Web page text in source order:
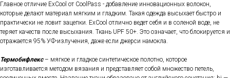
Главное отличие ExCool от CoolPass - добавление инновационных волокон,
которые делают материал мягким и гладким. Такая одежда высыхает быстро и
практически не ловит зацепки. ExCool отлично ведет себя и в соленой воде, не
теряет качеств после высыхания. Ткань UPF 50+. Это означает, что блокируется и
отражается 95% УФ-излучения, даже если джерси намокла.
Термобифлекс– мягкое и гладкое синтетическое полотно, которое
изготавливается методом вязания и представляет собой множество петель,